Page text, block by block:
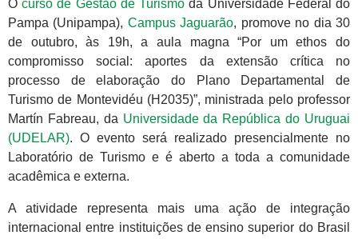
Ocurso de Gestão de Turismo da Universidade Federal do
Pampa (Unipampa), Campus Jaguarão, promove no dia 30
de outubro, às 19h, a aula magna “Por um ethos do
compromisso social: aportes da extensão crítica no
processo de elaboração do Plano Departamental de
Turismo de Montevidéu (H2035)”, ministrada pelo professor
Martín Fabreau, da Universidade da República do Uruguai
(UDELAR). O evento será realizado presencialmente no
Laboratório de Turismo e é aberto a toda a comunidade
acadêmica e externa.
A atividade representa mais uma ação de integração
internacional entre instituições de ensino superior do Brasil